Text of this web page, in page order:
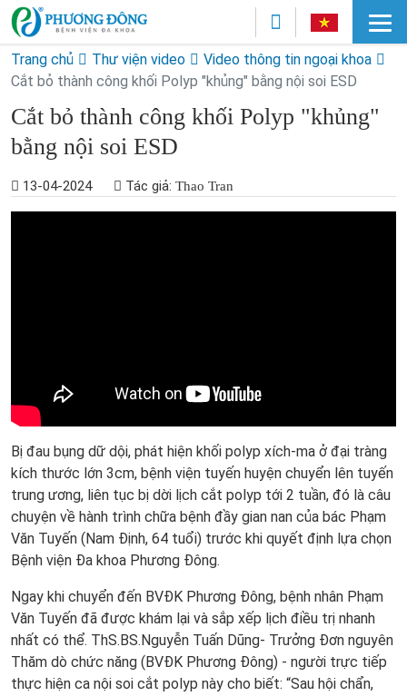
Trang chủ Thư viện video
Video thông tin ngoại khoa
Cắt bỏ thành công khối Polyp "khủng" bằng nội soi ESD
Cắt bỏ thành công khối Polyp "khủng"
bằng nội soi ESD
13-04-2024 Tác giả: Thao Tran
Bị đau bụng dữ dội, phát hiện khối polyp xích-ma ở đại tràng
kích thước lớn 3cm, bệnh viện tuyến huyện chuyển lên tuyến
trung ương, liên tục bị dời lịch cắt polyp tới 2 tuần, đó là câu
chuyện về hành trình chữa bệnh đầy gian nan của bác Phạm
Văn Tuyến (Nam Định, 64 tuổi) trước khi quyết định lựa chọn
Bệnh viện Đa khoa Phương Đông.
Ngay khi chuyển đến BVĐK Phương Đông, bệnh nhân Phạm
Văn Tuyến đã được khám lại và sắp xếp lịch điều trị nhanh
nhất có thể. ThS.BS.Nguyễn Tuấn Dũng- Trưởng Đơn nguyên
Thăm dò chức năng (BVĐK Phương Đông) - người trực tiếp
thực hiện ca nội soi cắt polyp này cho biết: “Sau hội chẩn,